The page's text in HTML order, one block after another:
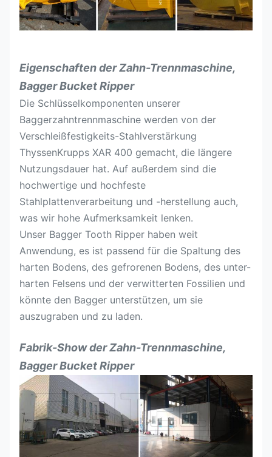
Eigenschaften der Zahn-Trennmaschine,
Bagger Bucket Ripper
Die Schlüsselkomponenten unserer
Baggerzahntrennmaschine werden von der
Verschleißfestigkeits-Stahlverstärkung
ThyssenKrupps XAR 400 gemacht, die längere
Nutzungsdauer hat. Auf außerdem sind die
hochwertige und hochfeste
Stahlplattenverarbeitung und -herstellung auch,
was wir hohe Aufmerksamkeit lenken.
Unser Bagger Tooth Ripper haben weit
Anwendung, es ist passend für die Spaltung des
harten Bodens, des gefrorenen Bodens, des unter-
harten Felsens und der verwitterten Fossilien und
könnte den Bagger unterstützen, um sie
auszugraben und zu laden.
Fabrik-Showder Zahn-Trennmaschine,
Bagger Bucket Ripper